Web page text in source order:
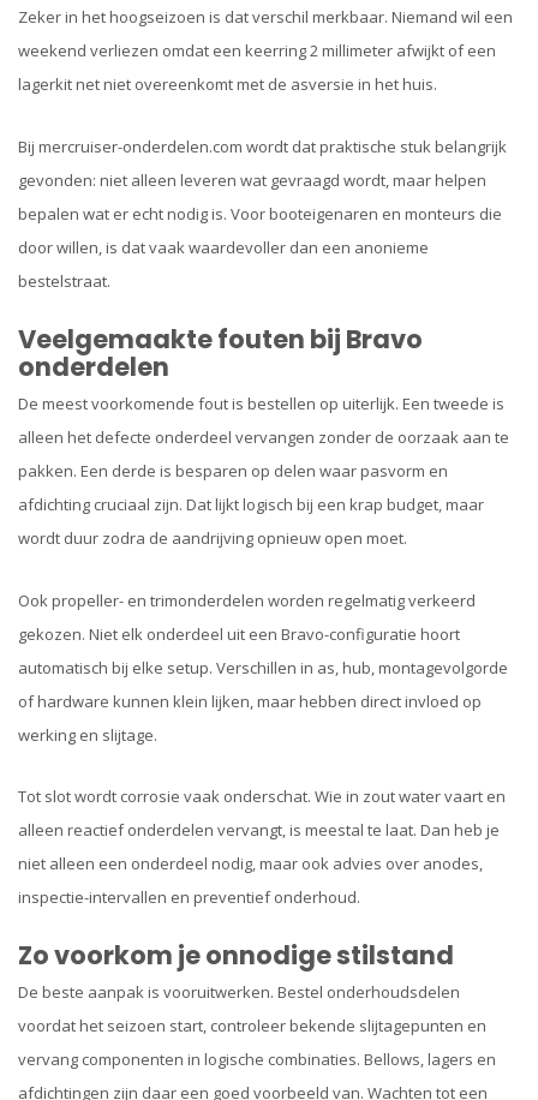
Zeker in het hoogseizoen is dat verschil merkbaar. Niemand wil een
weekend verliezen omdat een keerring 2 millimeter afwijkt of een
lagerkit net niet overeenkomt met de asversie in het huis.
Bij mercruiser-onderdelen.com wordt dat praktische stuk belangrijk
gevonden: niet alleen leveren wat gevraagd wordt, maar helpen
bepalen wat er echt nodig is. Voor booteigenaren en monteurs die
door willen, is dat vaak waardevoller dan een anonieme
bestelstraat.
Veelgemaakte fouten bij Bravo
onderdelen
De meest voorkomende fout is bestellen op uiterlijk. Een tweede is
alleen het defecte onderdeel vervangen zonder de oorzaak aan te
pakken. Een derde is besparen op delen waar pasvorm en
afdichting cruciaal zijn. Dat lijkt logisch bij een krap budget, maar
wordt duur zodra de aandrijving opnieuw open moet.
Ook propeller- en trimonderdelen worden regelmatig verkeerd
gekozen. Niet elk onderdeel uit een Bravo-configuratie hoort
automatisch bij elke setup. Verschillen in as, hub, montagevolgorde
of hardware kunnen klein lijken, maar hebben direct invloed op
werking en slijtage.
Tot slot wordt corrosie vaak onderschat. Wie in zout water vaart en
alleen reactief onderdelen vervangt, is meestal te laat. Dan heb je
niet alleen een onderdeel nodig, maar ook advies over anodes,
inspectie-intervallen en preventief onderhoud.
Zo voorkom je onnodige stilstand
De beste aanpak is vooruitwerken. Bestel onderhoudsdelen
voordat het seizoen start, controleer bekende slijtagepunten en
vervang componenten in logische combinaties. Bellows, lagers en
afdichtingen zijn daar een goed voorbeeld van. Wachten tot een